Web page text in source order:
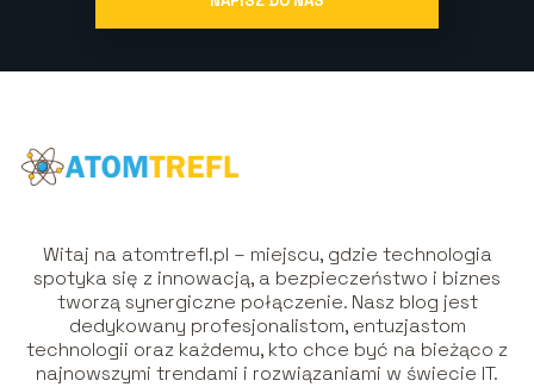
Witaj na atomtrefl.pl – miejscu, gdzie technologia
spotyka się z innowacją, a bezpieczeństwo i biznes
tworzą synergiczne połączenie. Nasz blog jest
dedykowany profesjonalistom, entuzjastom
technologii oraz każdemu, kto chce być na bieżąco z
najnowszymi trendami i rozwiązaniami w świecie IT.